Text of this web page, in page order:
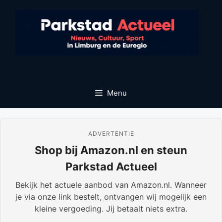
Menu
ADVERTENTIE
Shop bij Amazon.nl en steun
Parkstad Actueel
Bekijk het actuele aanbod van Amazon.nl. Wanneer
je via onze link bestelt, ontvangen wij mogelijk een
kleine vergoeding. Jij betaalt niets extra.